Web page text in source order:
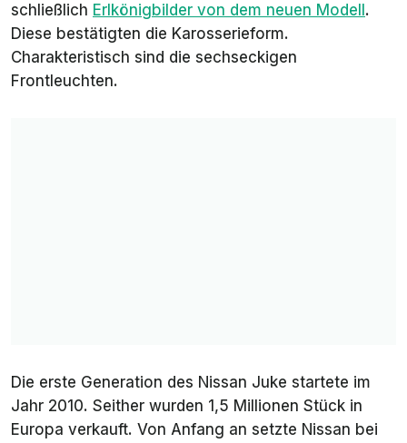
schließlich Erlkönigbilder von dem neuen Modell .
Diese bestätigten die Karosserieform.
Charakteristisch sind die sechseckigen
Frontleuchten.
Die erste Generation des Nissan Juke startete im
Jahr 2010. Seither wurden 1,5 Millionen Stück in
Europa verkauft. Von Anfang an setzte Nissan bei